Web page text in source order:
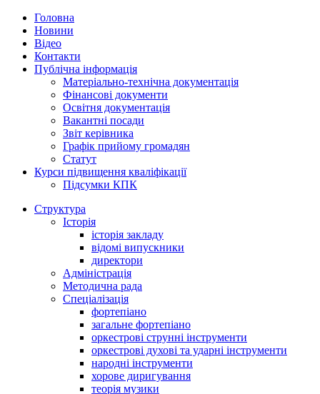
Головна
Новини
Відео
Контакти
Публічна інформація
Матеріально-технічна документація
Фінансові документи
Освітня документація
Вакантні посади
Звіт керівника
Графік прийому громадян
Статут
Курси підвищення кваліфікації
Підсумки КПК
Структура
Історія
історія закладу
відомі випускники
директори
Адміністрація
Методична рада
Спеціалізація
фортепіано
загальне фортепіано
оркестрові струнні інструменти
оркестрові духові та ударні інструменти
народні інструменти
хорове диригування
теорія музики